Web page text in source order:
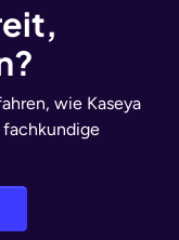
wie Kaseya
fachkundige